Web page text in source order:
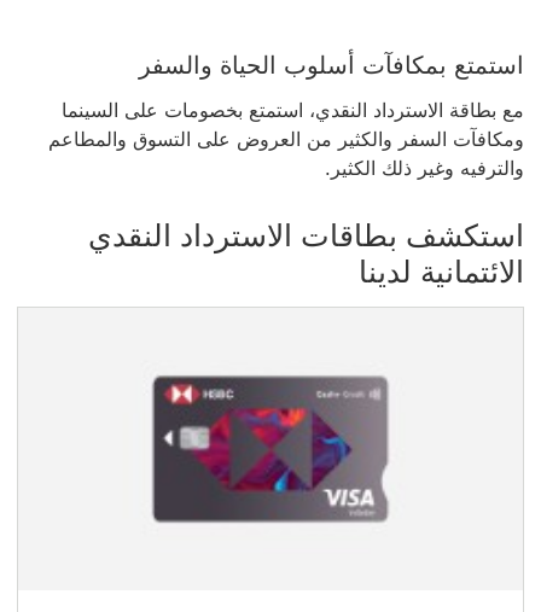
استمتع بمكافآت أسلوب الحياة والسفر
مع بطاقة الاسترداد النقدي، استمتع بخصومات على السينما
ومكافآت السفر والكثير من العروض على التسوق والمطاعم
والترفيه وغير ذلك الكثير.
استكشف بطاقات الاسترداد النقدي
الائتمانية لدينا